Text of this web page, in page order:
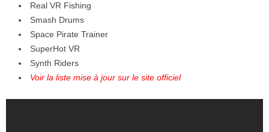
Real VR Fishing
Smash Drums
Space Pirate Trainer
SuperHot VR
Synth Riders
Voir la liste mise à jour sur le site officiel